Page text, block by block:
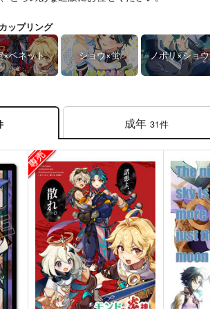
ップリング
×ベネット ショウ×蛍 ノボリ×ショウ
成年 31件